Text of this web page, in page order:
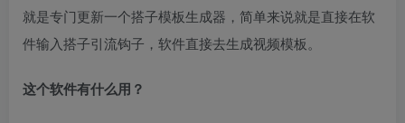
就是专门更新一个搭子模板生成器，简单来说就是直接在软
件输入搭子引流钩子，软件直接去生成视频模板。
这个软件有什么用？